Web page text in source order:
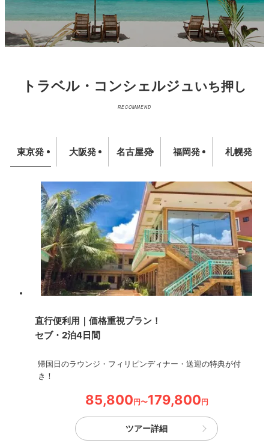
トラベル・コンシェルジュいち押し
RECOMMEND
東京発 大阪発 名古屋発 福岡発 札幌発
直行便利用｜価格重視プラン！
セブ・2泊4日間
帰国日のラウンジ・フィリピンディナー・送迎の特典が付
き！
85,800円〜179,800円
ツアー詳細